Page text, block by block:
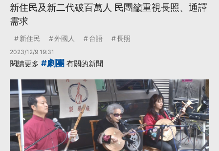
新住民及新二代破百萬人 民團籲重視長照、通譯
需求
新住民 外國人 台語 長照
2023/12/9 19:31
閱讀更多 #劇團 有關的新聞